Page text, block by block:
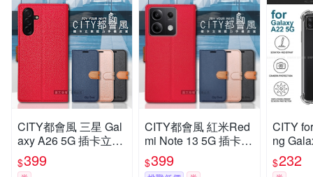
CITY都會風 三星 Gal
axy A26 5G 插卡立架
磁力手機皮套 有吊飾
孔
$399
CITY都會風 紅米Red
mi Note 13 5G 插卡立
架磁力手機皮套 有吊
飾孔
$399
CITY
ng
規5D
$232